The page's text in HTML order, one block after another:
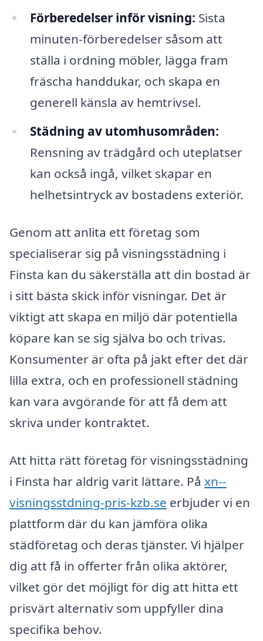
Förberedelser inför visning: Sista
minuten-förberedelser såsom att
ställa i ordning möbler, lägga fram
fräscha handdukar, och skapa en
generell känsla av hemtrivsel.
Städning av utomhusområden:
Rensning av trädgård och uteplatser
kan också ingå, vilket skapar en
helhetsintryck av bostadens exteriör.
Genom att anlita ett företag som
specialiserar sig på visningsstädning i
Finsta kan du säkerställa att din bostad är
i sitt bästa skick inför visningar. Det är
viktigt att skapa en miljö där potentiella
köpare kan se sig själva bo och trivas.
Konsumenter är ofta på jakt efter det där
lilla extra, och en professionell städning
kan vara avgörande för att få dem att
skriva under kontraktet.
Att hitta rätt företag för visningsstädning
i Finsta har aldrig varit lättare. På xn--
visningsstdning-pris-kzb.se erbjuder vi en
plattform där du kan jämföra olika
städföretag och deras tjänster. Vi hjälper
dig att få in offerter från olika aktörer,
vilket gör det möjligt för dig att hitta ett
prisvärt alternativ som uppfyller dina
specifika behov.